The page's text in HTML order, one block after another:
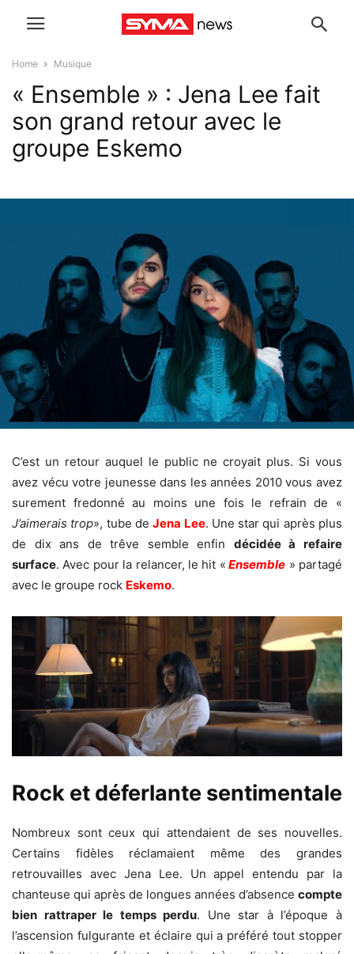
Home Musique
« Ensemble » : Jena Lee fait
son grand retour avec le
groupe Eskemo
C’est un retour auquel le public ne croyait plus. Si vous
avez vécu votre jeunesse dans les années 2010 vous avez
surement fredonné au moins une fois le refrain de «
J’aimerais trop», tube deJena Lee. Une star qui après plus
de dix ans de trêve semble enfin décidée à refaire
surface. Avec pour la relancer, le hit « Ensemble » partagé
avec le groupe rock Eskemo.
Rock et déferlante sentimentale
Nombreux sont ceux qui attendaient de ses nouvelles.
Certains fidèles réclamaient même des grandes
retrouvailles avec Jena Lee. Un appel entendu par la
chanteuse qui après de longues années d’absence compte
bien rattraper le temps perdu. Une star à l’époque à
l’ascension fulgurante et éclaire qui a préféré tout stopper